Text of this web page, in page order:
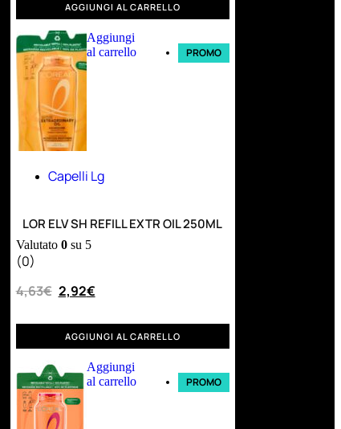
AGGIUNGI AL CARRELLO
Aggiungi
al carrello
PROMO
Capelli Lg
LOR ELV SH REFILL EXTR OIL 250ML
Valutato 0su 5
(0)
4,63€ 2,92€
AGGIUNGI AL CARRELLO
Aggiungi
al carrello
PROMO